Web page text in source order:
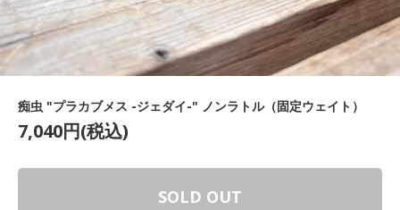
痴虫 "プラカブメス -ジェダイ-" ノンラトル（固定ウェイト）
7,040円(税込)
SOLD OUT